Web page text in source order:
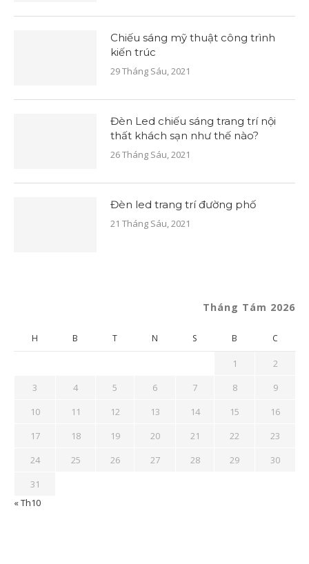
Chiếu sáng mỹ thuật công trình
kiến trúc
29 Tháng Sáu, 2021
Đèn Led chiếu sáng trang trí nội
thất khách sạn như thế nào?
26 Tháng Sáu, 2021
Đèn led trang trí đường phố
21 Tháng Sáu, 2021
Tháng Tám 2026
H B T N S B C
1
2
3
4 5 6 7 8
9
10
11 12 13 14 15
16
17
18 19 20 21 22
23
24
25 26 27 28 29
30
31
« Th10